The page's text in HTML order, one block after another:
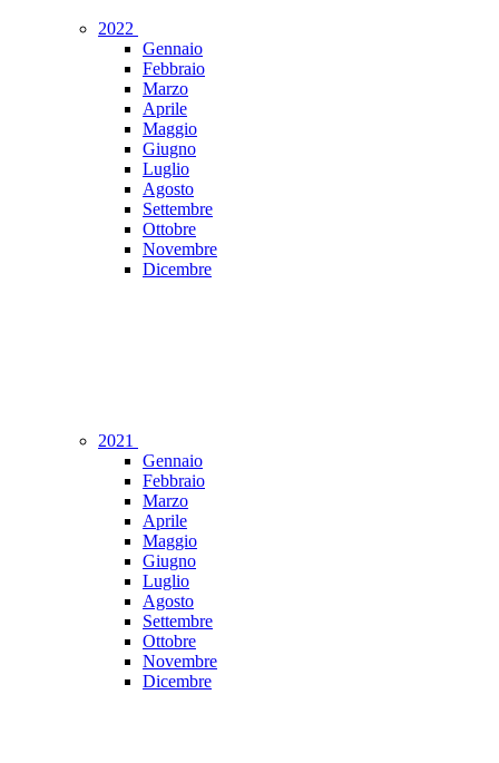
2022
Gennaio
Febbraio
Marzo
Aprile
Maggio
Giugno
Luglio
Agosto
Settembre
Ottobre
Novembre
Dicembre
2021
Gennaio
Febbraio
Marzo
Aprile
Maggio
Giugno
Luglio
Agosto
Settembre
Ottobre
Novembre
Dicembre